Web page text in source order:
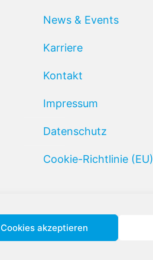
Cookies akzeptieren
News & Events
Karriere
Kontakt
Impressum
Datenschutz
Cookie-Richtlinie (EU)